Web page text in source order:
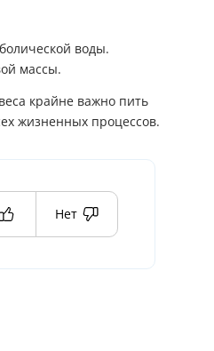
воды.
массы.
крайне важно пить
жизненных процессов.
Нет